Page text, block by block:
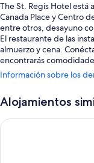
The St. Regis Hotel está
Canada Place y Centro
entre otros, desayuno
El restaurante de las
almuerzo y cena.
encontrarás
Estos son otros servicios:
Aparcamiento (de
salón de eventos
Personal
Información sobre los
Alojamientos
Executive Hotel Le